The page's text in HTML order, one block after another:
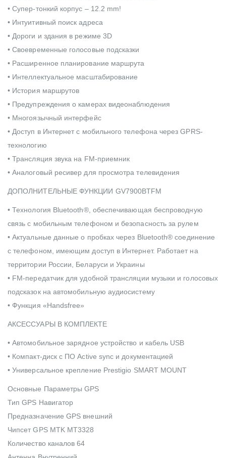
• Супер-тонкий корпус – 12.2 mm!
• Интуитивный поиск адреса
• Дороги и здания в режиме 3D
• Своевременные голосовые подсказки
• Расширенное планирование маршрута
• Интеллектуальное масштабирование
• История маршрутов
• Предупреждения о камерах видеонаблюдения
• Многоязычный интерфейс
• Доступ в Интернет с мобильного телефона через GPRS-
технологию
• Трансляция звука на FM-приемник
• Аналоговый ресивер для просмотра телевидения
ДОПОЛНИТЕЛЬНЫЕ ФУНКЦИИ GV7900BTFM
• Технология Bluetooth®, обеспечивающая беспроводную
связь с мобильным телефоном и безопасность за рулем
• Актуальные данные о пробках через Bluetooth® соединение
c телефоном, имеющим доступ в Интернет. Работает на
территории России, Беларуси и Украины
• FM-передатчик для удобной трансляции музыки и голосовых
подсказок на автомобильную аудиосистему
• Функция «Handsfree»
АКСЕССУАРЫ В КОМПЛЕКТЕ
• Автомобильное зарядное устройство и кабель USB
• Компакт-диск с ПО Active sync и документацией
• Универсальное крепление Prestigio SMART MOUNT
Основные Параметры GPS
Тип GPS Навигатор
Предназначение GPS внешний
Чипсет GPS MTK MT3328
Количество каналов 64